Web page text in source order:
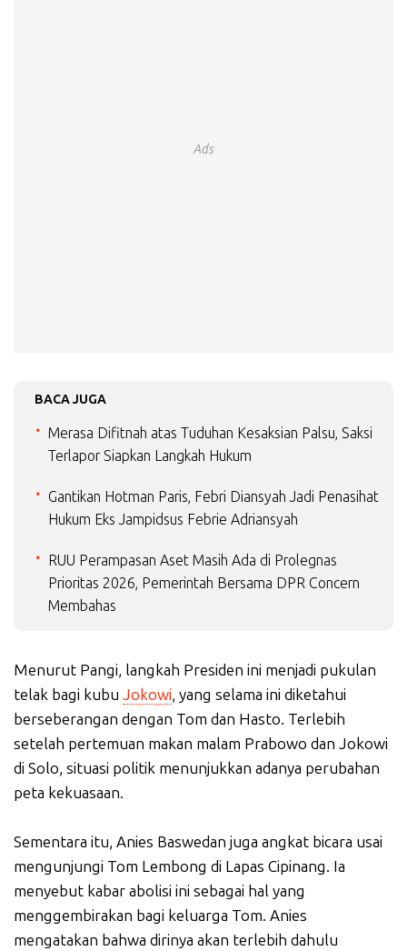
Ads
BACA JUGA
Merasa Difitnah atas Tuduhan Kesaksian Palsu, Saksi
Terlapor Siapkan Langkah Hukum
Gantikan Hotman Paris, Febri Diansyah Jadi Penasihat
Hukum Eks Jampidsus Febrie Adriansyah
RUU Perampasan Aset Masih Ada di Prolegnas
Prioritas 2026, Pemerintah Bersama DPR Concern
Membahas
Menurut Pangi, langkah Presiden ini menjadi pukulan
telak bagi kubu Jokowi, yang selama ini diketahui
berseberangan dengan Tom dan Hasto. Terlebih
setelah pertemuan makan malam Prabowo dan Jokowi
di Solo, situasi politik menunjukkan adanya perubahan
peta kekuasaan.
Sementara itu, Anies Baswedan juga angkat bicara usai
mengunjungi Tom Lembong di Lapas Cipinang. Ia
menyebut kabar abolisi ini sebagai hal yang
menggembirakan bagi keluarga Tom. Anies
mengatakan bahwa dirinya akan terlebih dahulu